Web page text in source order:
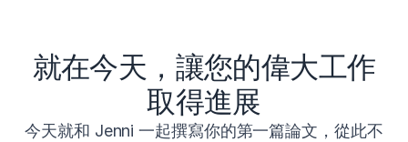
就在今天，讓您的偉大工作
取得進展
今天就和 Jenni 一起撰寫你的第一篇論文，從此不